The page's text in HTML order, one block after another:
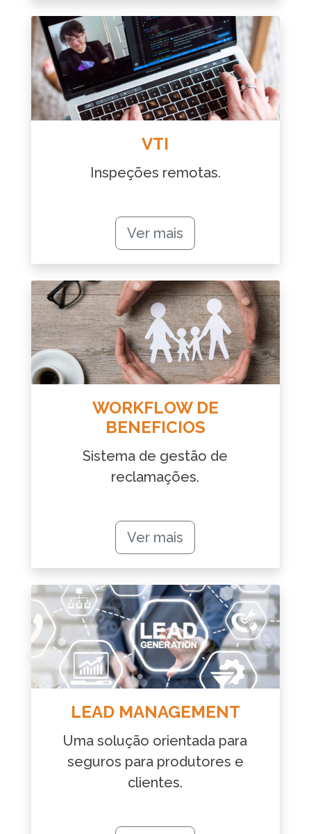
VTI
Inspeções remotas.
Ver mais
WORKFLOW DE
BENEFICIOS
Sistema de gestão de
reclamações.
Ver mais
LEAD MANAGEMENT
Uma solução orientada para
seguros para produtores e
clientes.